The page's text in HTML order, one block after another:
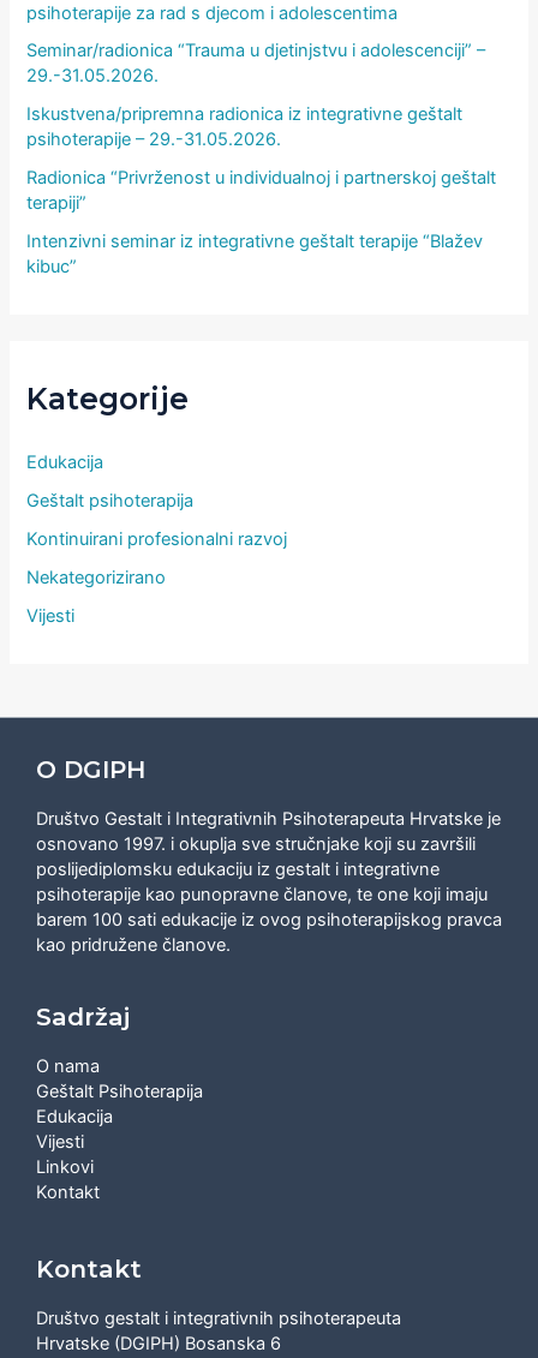
psihoterapije za rad s djecom i adolescentima
Seminar/radionica “Trauma u djetinjstvu i adolescenciji” –
29.-31.05.2026.
Iskustvena/pripremna radionica iz integrativne geštalt
psihoterapije – 29.-31.05.2026.
Radionica “Privrženost u individualnoj i partnerskoj geštalt
terapiji”
Intenzivni seminar iz integrativne geštalt terapije “Blažev
kibuc”
Kategorije
Edukacija
Geštalt psihoterapija
Kontinuirani profesionalni razvoj
Nekategorizirano
Vijesti
O DGIPH
Društvo Gestalt i Integrativnih Psihoterapeuta Hrvatske je
osnovano 1997. i okuplja sve stručnjake koji su završili
poslijediplomsku edukaciju iz gestalt i integrativne
psihoterapije kao punopravne članove, te one koji imaju
barem 100 sati edukacije iz ovog psihoterapijskog pravca
kao pridružene članove.
Sadržaj
O nama
Geštalt Psihoterapija
Edukacija
Vijesti
Linkovi
Kontakt
Kontakt
Društvo gestalt i integrativnih psihoterapeuta
Hrvatske (DGIPH) Bosanska 6